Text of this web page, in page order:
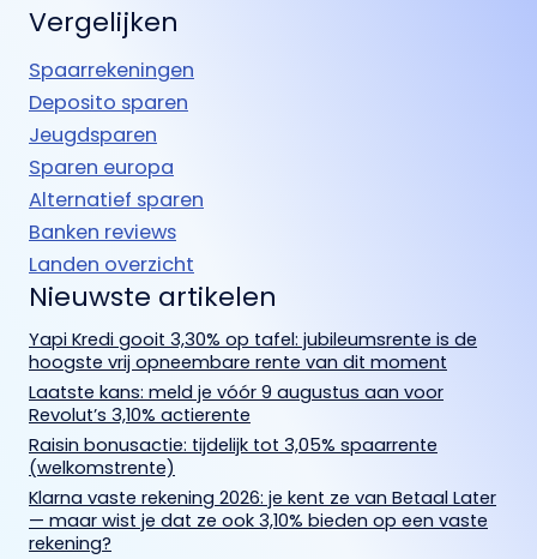
Vergelijken
Spaarrekeningen
Deposito sparen
Jeugdsparen
Sparen europa
Alternatief sparen
Banken reviews
Landen overzicht
Nieuwste artikelen
Yapi Kredi gooit 3,30% op tafel: jubileumsrente is de
hoogste vrij opneembare rente van dit moment
Laatste kans: meld je vóór 9 augustus aan voor
Revolut’s 3,10% actierente
Raisin bonusactie: tijdelijk tot 3,05% spaarrente
(welkomstrente)
Klarna vaste rekening 2026: je kent ze van Betaal Later
— maar wist je dat ze ook 3,10% bieden op een vaste
rekening?